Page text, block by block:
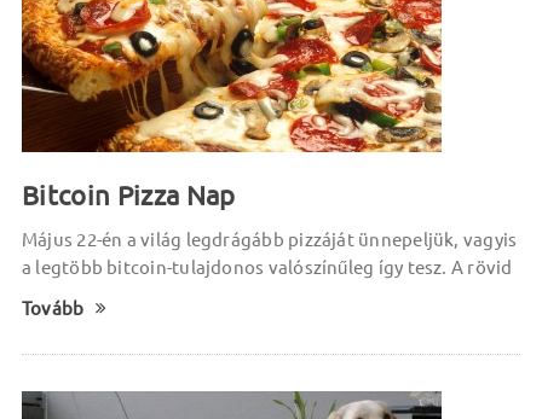
Bitcoin Pizza Nap
Május 22-én a világ legdrágább pizzáját ünnepeljük, vagyis
a legtöbb bitcoin-tulajdonos valószínűleg így tesz. A rövid
Tovább